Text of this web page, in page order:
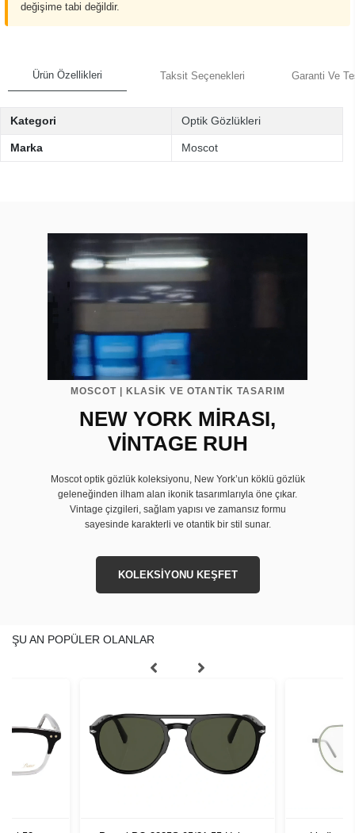
değişime tabi değildir.
Ürün Özellikleri Taksit Seçenekleri Garanti Ve
Kategori Optik Gözlükleri
Marka Moscot
MOSCOT | KLASİK VE OTANTİK TASARIM
NEW YORK MİRASI,
VİNTAGE RUH
Moscot optik gözlük koleksiyonu, New York’un köklü gözlük
geleneğinden ilham alan ikonik tasarımlarıyla öne çıkar.
Vintage çizgileri, sağlam yapısı ve zamansız formu
sayesinde karakterli ve otantik bir stil sunar.
KOLEKSİYONU KEŞFET
ŞU AN POPÜLER OLANLAR